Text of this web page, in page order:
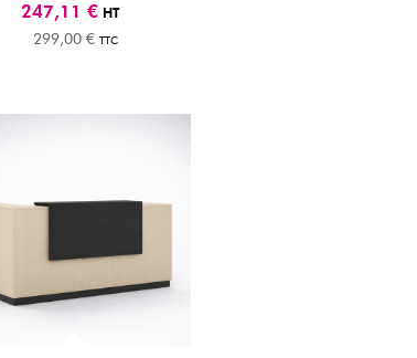
247,11 € HT
299,00 € TTC